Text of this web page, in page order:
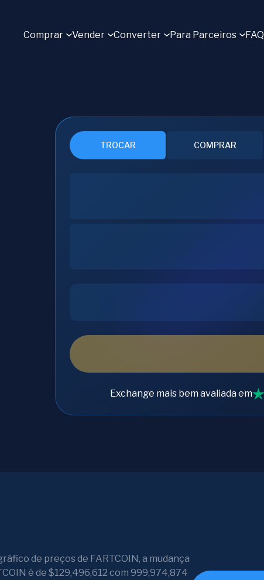
Comprar Vender Converter Para Parceiros FAQ
TROCAR COMPRAR
Exchange mais bem avaliada em
de preços de FARTCOIN, a mudança
é de $129,496,612 com 999,974,874